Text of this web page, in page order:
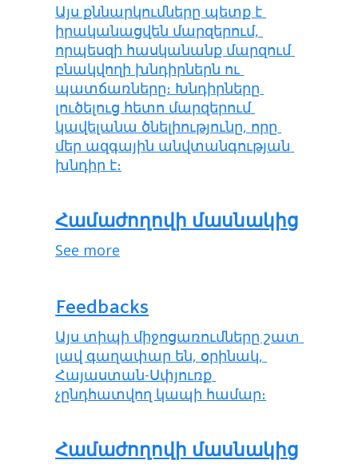
Այս քննարկումները պետք է
իրականացվեն մարզերում,
որպեսզի հասկանանք մարզում
բնակվողի խնդիրներն ու
պատճառները։ Խնդիրները
լուծելուց հետո մարզերում
կավելանա ծնելիությունը, որը
մեր ազգային անվտանգության
խնդիր է։
Համաժողովի մասնակից
See more
Feedbacks
Այս տիպի միջոցառումները շատ
լավ գաղափար են, օրինակ,
Հայաստան-Սփյուռք
չընդհատվող կապի համար։
Համաժողովի մասնակից